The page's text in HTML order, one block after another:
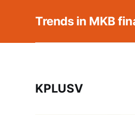
Trends in MKB
KPLUSV